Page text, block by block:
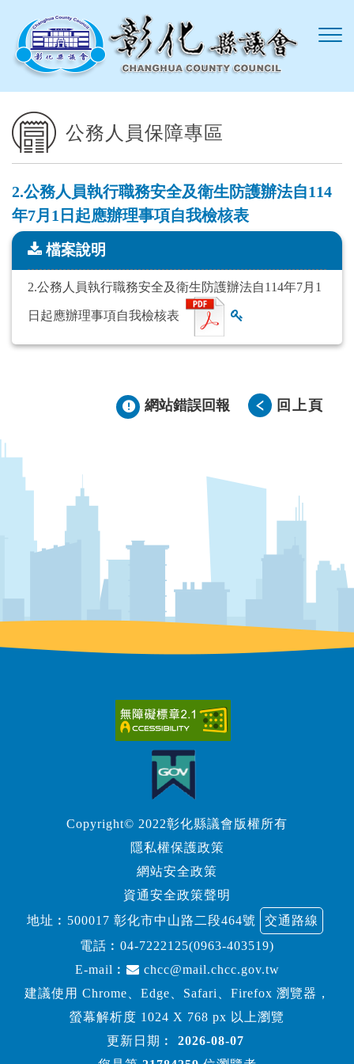
公務人員保障專區
2.公務人員執行職務安全及衛生防護辦法自114
年7月1日起應辦理事項自我檢核表
檔案說明
檔案說明
2.公務人員執行職務安全及衛生防護辦法自114年7月1
日起應辦理事項自我檢核表
網站錯誤回報 回上頁
Copyright© 2022彰化縣議會版權所有
隱私權保護政策
網站安全政策
資通安全政策聲明
地址︰500017 彰化市中山路二段464號
交通路線
電話︰ 04-7222125(0963-403519)
E-mail︰
chcc@mail.chcc.gov.tw
建議使用 Chrome、Edge、Safari、Firefox 瀏覽器，
螢幕解析度 1024 X 768 px 以上瀏覽
更新日期︰
2026-08-07